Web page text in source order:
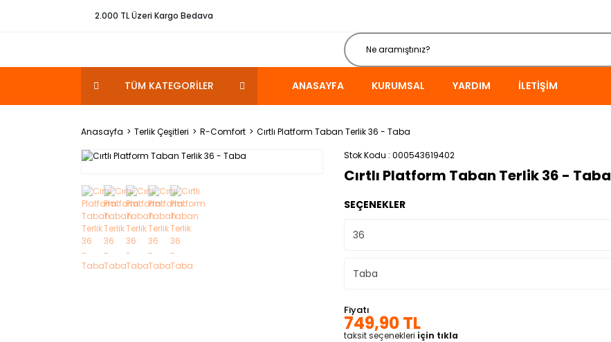
2.000 TL Üzeri Kargo Bedava
TÜM KATEGORİLER ANASAYFA KURUMSAL YARDIM İLETIŞIM
Anasayfa Terlik Çeşitleri R-Comfort
Cırtlı Platform Taban Terlik 36 - Taba
Stok Kodu 000543619402
Cırtlı Platform Taban Terlik 36 - Taba
SEÇENEKLER
Fiyatı
749,90 TL
taksit seçenekleri için tıkla